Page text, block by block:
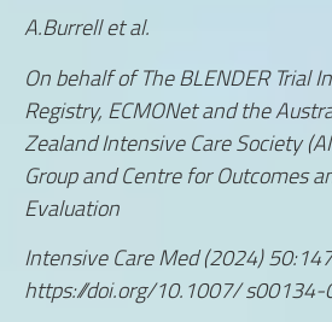
A.Burrell et al.
On behalf of The BLENDER Trial
Registry, ECMONet and the
Zealand Intensive Care Society
Group and Centre for Outcomes
Evaluation
Intensive Care Med (2024)
https://doi.org/10.1007/